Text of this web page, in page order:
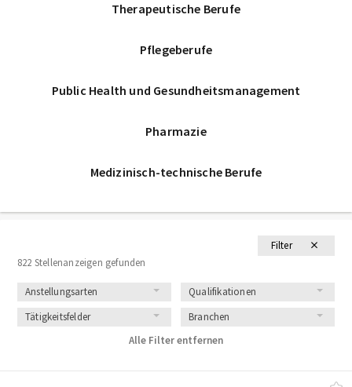
Filter
822 Stellenanzeigen gefunden
Anstellungsarten
Qualifikationen
Tätigkeitsfelder
Branchen
Alle Filter entfernen
Therapeutische Berufe
Pflegeberufe
Public Health und Gesundheitsmanagement
Pharmazie
Medizinisch-technische Berufe